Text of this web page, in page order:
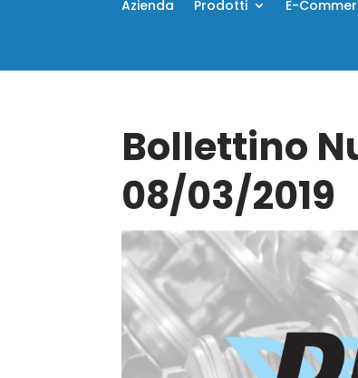
Azienda Prodotti E-
Bollettino
08/03/2019